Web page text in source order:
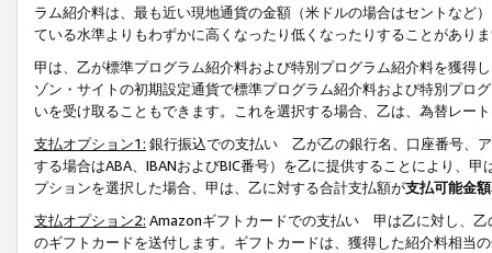
ラム紹介料は、最も近い現地通貨の金額（米ドルの場合はセントなど
ている水準よりもわずかに高くなったり低くなったりすることがあり
甲は、乙が標準プログラム紹介料および特別プログラム紹介料を獲得
ゾン・サイトの初期設定通貨で標準プログラム紹介料および特別プロ
いを受け取ることもできます。これを選択する場合、乙は、為替レー
支払オプション1: 銀行振込での支払い 乙が乙の銀行名、口座番号、
する場合はABA、IBANおよびBIC番号）を乙に提供することにより、
プションを選択した場合、甲は、乙に対する合計支払額が支払可能金
支払オプション2: Amazonギフトカードでの支払い 甲は乙に対し、乙
のギフトカードを送付します。ギフトカードは、獲得した紹介料相当